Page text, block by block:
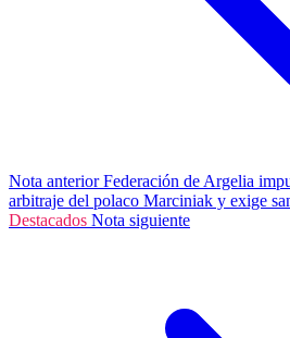
Nota anteriorFederación de Argelia
arbitraje del polaco Marciniak y exige
Destacados Nota siguiente